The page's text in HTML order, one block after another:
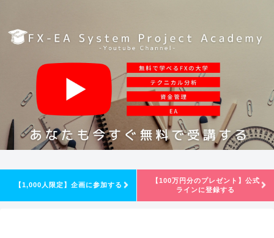
【1,000人限定】企画に参加する
【100万円分のプレゼント】公式
ラインに登録する